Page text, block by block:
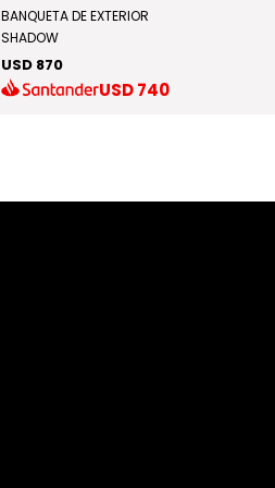
BANQUETA DE EXTERIOR
SHADOW
USD 870
USD740